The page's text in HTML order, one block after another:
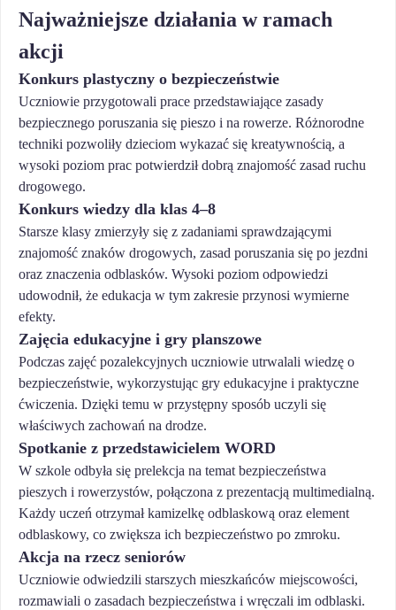
Najważniejsze działania w ramach
akcji
Konkurs plastyczny o bezpieczeństwie
Uczniowie przygotowali prace przedstawiające zasady
bezpiecznego poruszania się pieszo i na rowerze. Różnorodne
techniki pozwoliły dzieciom wykazać się kreatywnością, a
wysoki poziom prac potwierdził dobrą znajomość zasad ruchu
drogowego.
Konkurs wiedzy dla klas 4–8
Starsze klasy zmierzyły się z zadaniami sprawdzającymi
znajomość znaków drogowych, zasad poruszania się po jezdni
oraz znaczenia odblasków. Wysoki poziom odpowiedzi
udowodnił, że edukacja w tym zakresie przynosi wymierne
efekty.
Zajęcia edukacyjne i gry planszowe
Podczas zajęć pozalekcyjnych uczniowie utrwalali wiedzę o
bezpieczeństwie, wykorzystując gry edukacyjne i praktyczne
ćwiczenia. Dzięki temu w przystępny sposób uczyli się
właściwych zachowań na drodze.
Spotkanie z przedstawicielem WORD
W szkole odbyła się prelekcja na temat bezpieczeństwa
pieszych i rowerzystów, połączona z prezentacją multimedialną.
Każdy uczeń otrzymał kamizelkę odblaskową oraz element
odblaskowy, co zwiększa ich bezpieczeństwo po zmroku.
Akcja na rzecz seniorów
Uczniowie odwiedzili starszych mieszkańców miejscowości,
rozmawiali o zasadach bezpieczeństwa i wręczali im odblaski.